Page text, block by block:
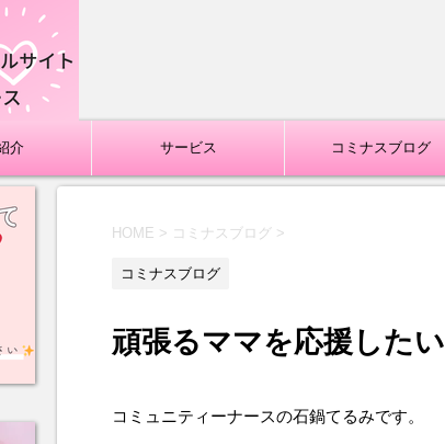
介 サービス コミナスブログ
HOME > コミナスブログ >
コミナスブログ
頑張るママを応援したい
コミュニティーナースの石鍋てるみです。